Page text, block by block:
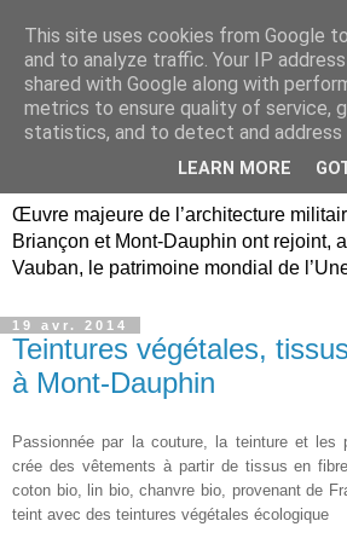
Briançon, Mont-
Vauban Unesco
Œuvre majeure de l’architecture
Briançon et Mont-Dauphin ont rejoint,
Vauban, le patrimoine mondial de
19 avr. 2014
Teintures végétales,
à Mont-Dauphin
Passionnée par la couture, la teinture et les
crée des vêtements à partir de tissus en
coton bio, lin bio, chanvre bio, provenant de
teint avec des teintures végétales écologique
This site uses cookies from Google
and to analyze traffic. Your IP
shared with Google along with
metrics to ensure quality of service,
statistics, and to detect and address
LEARN MORE